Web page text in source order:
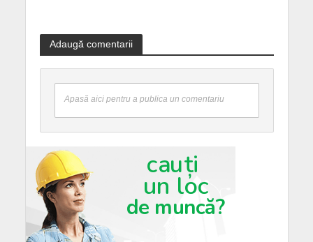
Adaugă comentarii
Apasă aici pentru a publica un comentariu